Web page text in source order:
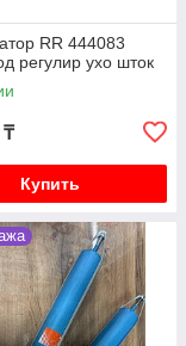
1991-1997
2003 V2.4 4G64
2003 V2.8 4M40
2.4 4G64
2012 2.0 4B11,
CW5W CW6W
RR 444083
регулир ухо шток
₸
Купить